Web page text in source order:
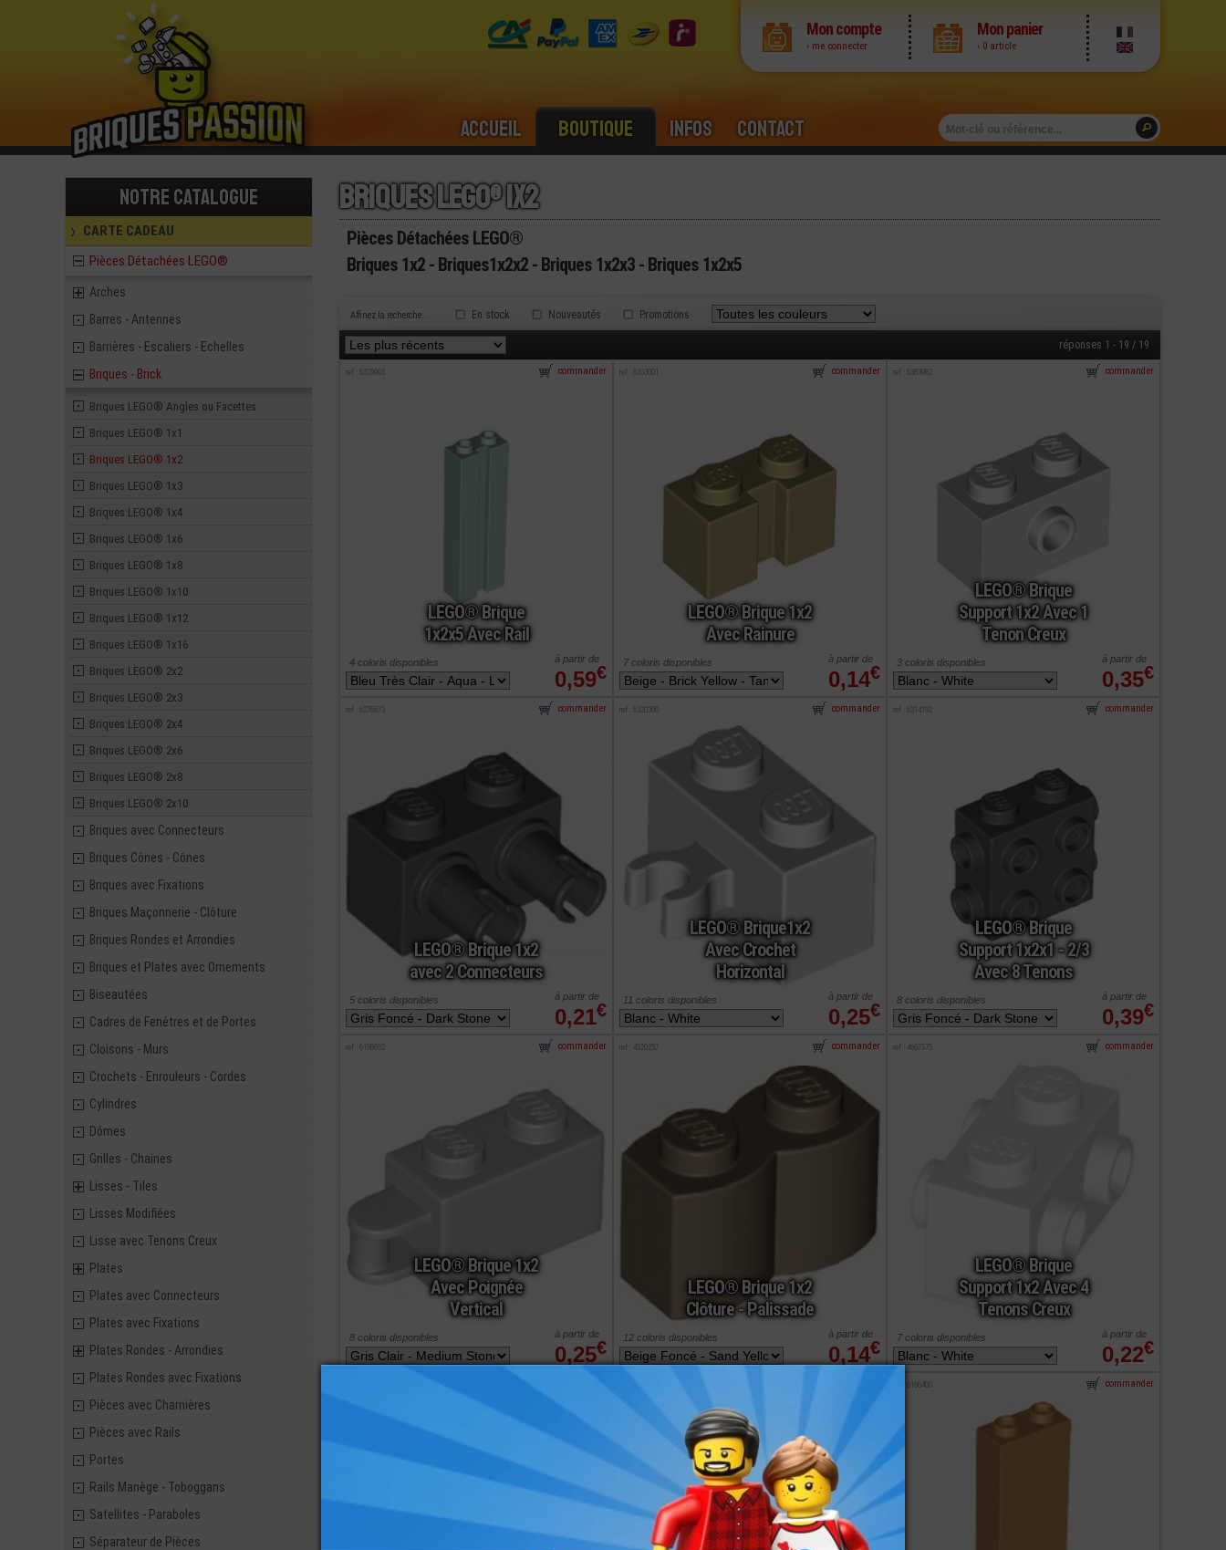
Mon compte
› me connecter
Mon panier
› 0 article
Accueil Boutique Infos Contact
Notre catalogue
CARTE CADEAU
Pièces Détachées LEGO®
Arches
Barres - Antennes
Barrières - Escaliers - Echelles
Briques - Brick
Briques LEGO® Angles ou Facettes
Briques LEGO® 1x1
Briques LEGO® 1x2
Briques LEGO® 1x3
Briques LEGO® 1x4
Briques LEGO® 1x6
Briques LEGO® 1x8
Briques LEGO® 1x10
Briques LEGO® 1x12
Briques LEGO® 1x16
Briques LEGO® 2x2
Briques LEGO® 2x3
Briques LEGO® 2x4
Briques LEGO® 2x6
Briques LEGO® 2x8
Briques LEGO® 2x10
Briques avec Connecteurs
Briques Cônes - Cônes
Briques avec Fixations
Briques Maçonnerie - Clôture
Briques Rondes et Arrondies
Briques et Plates avec Ornements
Biseautées
Cadres de Fenêtres et de Portes
Cloisons - Murs
Crochets - Enrouleurs - Cordes
Cylindres
Dômes
Grilles - Chaines
Lisses - Tiles
Lisses Modifiées
Lisse avec Tenons Creux
Plates
Plates avec Connecteurs
Plates avec Fixations
Plates Rondes - Arrondies
Plates Rondes avec Fixations
Pièces avec Charnières
Pièces avec Rails
Portes
Rails Manège - Toboggans
Satellites - Paraboles
Séparateur de Pièces
Briques lego® 1x2
Pièces Détachées LEGO®
Briques 1x2 - Briques1x2x2 - Briques 1x2x3 - Briques 1x2x5
Affinez la recherche... En stock Nouveautés Promotions
réponses 1 - 19 / 19
LEGO® Brique
1x2x5 Avec Rail
ref : 6325965
0,59€
à partir de
commander
4 coloris disponibles
LEGO® Brique 1x2
Avec Rainure
ref : 6103001
0,14€
à partir de
commander
7 coloris disponibles
LEGO® Brique
Support 1x2 Avec 1
Tenon Creux
ref : 6383982
0,35€
à partir de
commander
3 coloris disponibles
LEGO® Brique 1x2
avec 2 Connecteurs
ref : 6276873
0,21€
à partir de
commander
5 coloris disponibles
LEGO® Brique1x2
Avec Crochet
Horizontal
ref : 6320300
0,25€
à partir de
commander
11 coloris disponibles
LEGO® Brique
Support 1x2x1 - 2/3
Avec 8 Tenons
ref : 6314192
0,39€
à partir de
commander
8 coloris disponibles
LEGO® Brique 1x2
Avec Poignée
Vertical
ref : 6198932
0,25€
à partir de
commander
8 coloris disponibles
LEGO® Brique 1x2
Clôture - Palissade
ref : 4520257
0,14€
à partir de
commander
12 coloris disponibles
LEGO® Brique
Support 1x2 Avec 4
Tenons Creux
ref : 4667575
0,22€
à partir de
commander
7 coloris disponibles
commander ref : 6186400 commander